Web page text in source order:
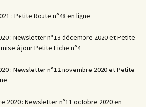
: Petite Route n°48 en ligne
: Newsletter n°13 décembre 2020 et Petite
à jour Petite Fiche n°4
: Newsletter n°12 novembre 2020 et Petite
2020 : Newsletter n°11 octobre 2020 en